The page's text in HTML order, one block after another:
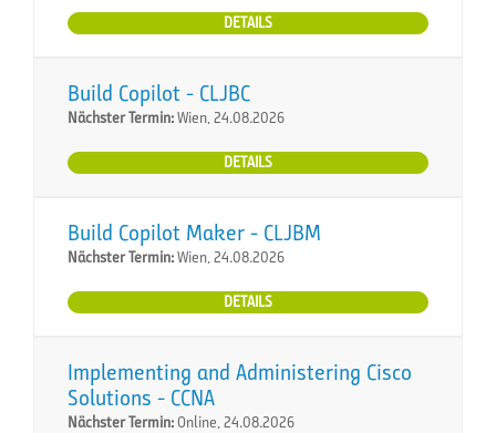
DETAILS
Build Copilot - CLJBC
Nächster Termin:Wien, 24.08.2026
DETAILS
Build Copilot Maker - CLJBM
Nächster Termin:Wien, 24.08.2026
DETAILS
Implementing and Administering Cisco
Solutions - CCNA
Nächster Termin:Online, 24.08.2026